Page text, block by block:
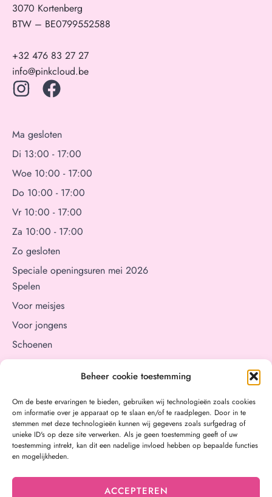
Beheer cookie toestemming
Om de beste ervaringen te bieden, gebruiken wij technologieën zoals cookies
om informatie over je apparaat op te slaan en/of te raadplegen. Door in te
stemmen met deze technologieën kunnen wij gegevens zoals surfgedrag of
unieke ID's op deze site verwerken. Als je geen toestemming geeft of uw
toestemming intrekt, kan dit een nadelige invloed hebben op bepaalde functies
en mogelijkheden.
ACCEPTEREN
3070 Kortenberg
BTW – BE0799552588
+32 476 83 27 27
info@pinkcloud.be
Ma gesloten
Di 13:00 - 17:00
Woe 10:00 - 17:00
Do 10:00 - 17:00
Vr 10:00 - 17:00
Za 10:00 - 17:00
Zo gesloten
Speciale openingsuren mei 2026
Spelen
Voor meisjes
Voor jongens
Schoenen
Aan tafel
Cadeaubon
Merken
Ons verhaal
Onze winkel
Contact